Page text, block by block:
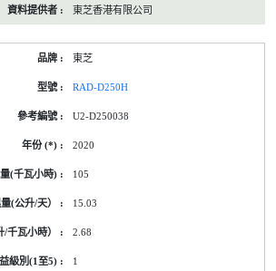
東芝香港有限公司
東芝
RAD-D250H
U2-D250038
2020
105
15.03
2.68
1